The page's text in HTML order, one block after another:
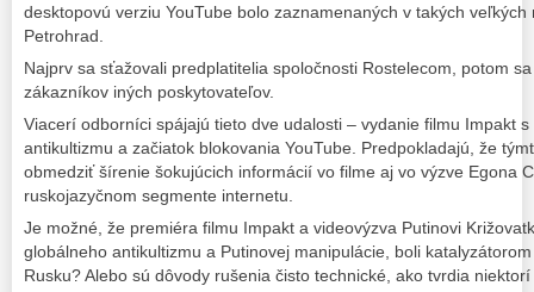
desktopovú verziu YouTube bolo zaznamenaných v takých
Petrohrad.
Najprv sa sťažovali predplatitelia spoločnosti Rostelecom, potom
zákazníkov iných poskytovateľov.
Viacerí odborníci spájajú tieto dve udalosti – vydanie filmu Impakt
antikultizmu a začiatok blokovania YouTube. Predpokladajú, že
obmedziť šírenie šokujúcich informácií vo filme aj vo výzve Egona
ruskojazyčnom segmente internetu.
Je možné, že premiéra filmu Impakt a videovýzva Putinovi
globálneho antikultizmu a Putinovej manipulácie, boli
Rusku? Alebo sú dôvody rušenia čisto technické, ako tvrdia